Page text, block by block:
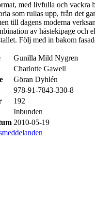
med livfulla och vackra
som rullas upp, från det
till dagens moderna
av hästekipage och
Följ med in bakom
Gunilla Mild Nygren
Charlotte Gawell
Göran Dyhlén
978-91-7843-330-8
192
Inbunden
2010-05-19